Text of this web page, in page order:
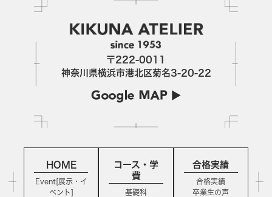
〒222-0011
神奈川県横浜市港北区菊名3-20-22
HOME
Event[展示・イ
ベント]
コース・学
費
基礎科
合格実績
合格実績
卒業生の声